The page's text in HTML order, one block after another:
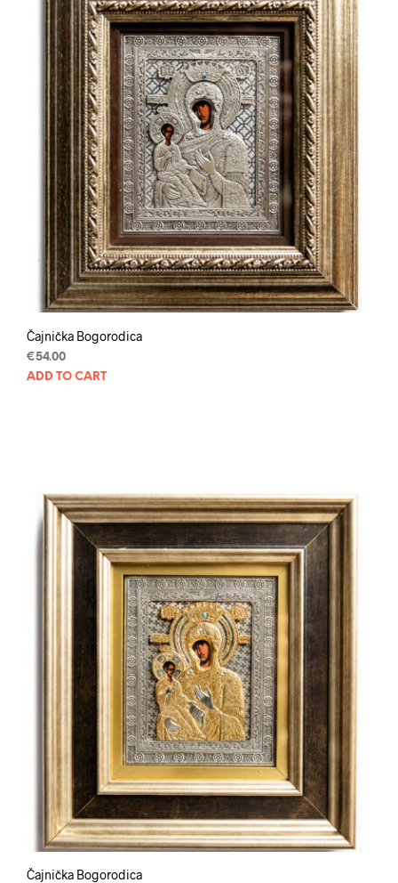
Čajnička Bogorodica
€54.00
ADD TO CART
Čajnička Bogorodica